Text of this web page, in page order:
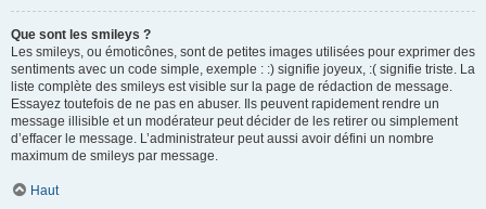
Que sont les smileys ?
Les smileys, ou émoticônes, sont de petites images utilisées pour exprimer des
sentiments avec un code simple, exemple : :) signifie joyeux, :( signifie triste. La
liste complète des smileys est visible sur la page de rédaction de message.
Essayez toutefois de ne pas en abuser. Ils peuvent rapidement rendre un
message illisible et un modérateur peut décider de les retirer ou simplement
d’effacer le message. L’administrateur peut aussi avoir défini un nombre
maximum de smileys par message.
Haut